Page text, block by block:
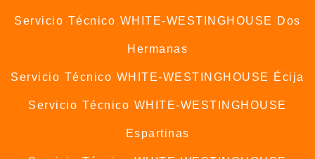
Servicio Técnico WHITE-WESTINGHOUSE Dos
Hermanas
Servicio Técnico WHITE-WESTINGHOUSE Écija
Servicio Técnico WHITE-WESTINGHOUSE
Espartinas